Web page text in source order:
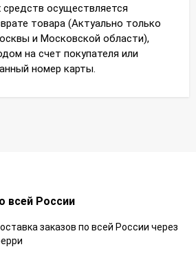
осуществляется
товара (Актуально только
и Московской области),
на счет покупателя или
номер карты.
всей России
заказов по всей России через